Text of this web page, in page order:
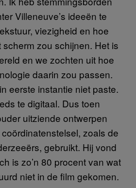
Villeneuve’s ideeën te
viezigheid en hoe
scherm zou schijnen. Het is
en we zochten uit hoe
daarin zou passen.
eerste instantie niet paste.
te digitaal. Dus toen
uitziende ontwerpen
zoals de
gebruikt. Hij vond
is zo’n 80 procent van wat
niet in de film gekomen.